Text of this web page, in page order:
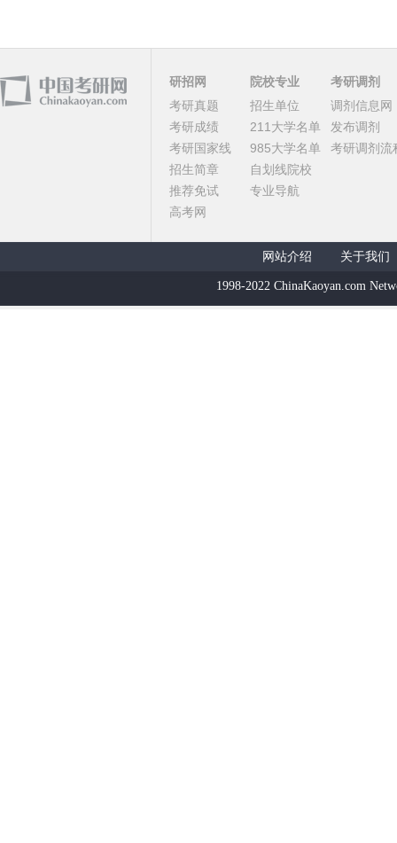
研招网
考研真题
考研成绩
考研国家线
招生简章
推荐免试
高考网
院校专业
招生单位
211大学名单
985大学名单
自划线院校
专业导航
考研调剂
调剂信息网
发布调剂
考研调剂流
网站介绍 关于我们
1998-2022 ChinaKaoyan.com